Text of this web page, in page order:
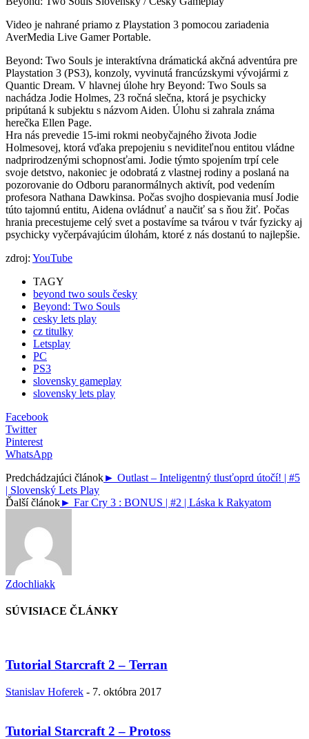
Video je nahrané priamo z Playstation 3 pomocou zariadenia
AverMedia Live Gamer Portable.
Beyond: Two Souls je interaktívna drámatická akčná adventúra pre
Playstation 3 (PS3), konzoly, vyvinutá francúzskymi vývojármi z
Quantic Dream. V hlavnej úlohe hry Beyond: Two Souls sa
nachádza Jodie Holmes, 23 ročná slečna, ktorá je psychicky
pripútaná k subjektu s názvom Aiden. Úlohu si zahrala známa
herečka Ellen Page.
Hra nás prevedie 15-imi rokmi neobyčajného života Jodie
Holmesovej, ktorá vďaka prepojeniu s neviditeľnou entitou vládne
nadprirodzenými schopnosťami. Jodie týmto spojením trpí cele
svoje detstvo, nakoniec je odobratá z vlastnej rodiny a poslaná na
pozorovanie do Odboru paranormálnych aktivít, pod vedením
profesora Nathana Dawkinsa. Počas svojho dospievania musí Jodie
túto tajomnú entitu, Aidena ovládnuť a naučiť sa s ňou žiť. Počas
hrania precestujeme celý svet a postavíme sa tvárou v tvár fyzicky aj
psychicky vyčerpávajúcim úlohám, ktoré z nás dostanú to najlepšie.
zdroj: YouTube
TAGY
beyond two souls česky
Beyond: Two Souls
cesky lets play
cz titulky
Letsplay
PC
PS3
slovensky gameplay
slovensky lets play
Facebook
Twitter
Pinterest
WhatsApp
Predchádzajúci článok► Outlast – Inteligentný tlusťoprd útočí! | #5
| Slovenský Lets Play
Ďalší článok► Far Cry 3 : BONUS | #2 | Láska k Rakyatom
Zdochliakk
SÚVISIACE ČLÁNKY
Tutorial Starcraft 2 – Terran
Stanislav Hoferek - 7. októbra 2017
Tutorial Starcraft 2 – Protoss